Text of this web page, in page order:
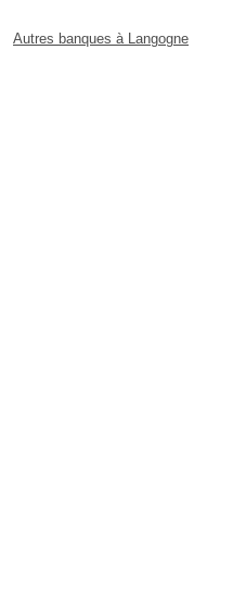
Autres banques à Langogne